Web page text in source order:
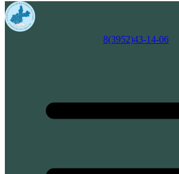
8(3952)43-14-06